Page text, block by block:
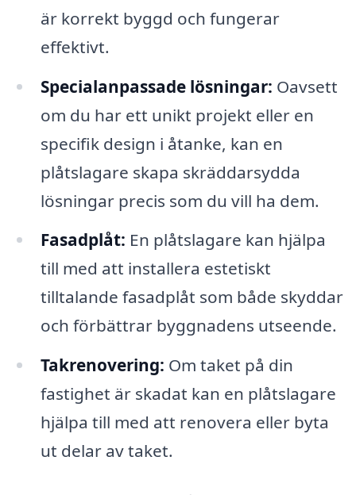
är korrekt byggd och fungerar
effektivt.
Specialanpassade lösningar: Oavsett
om du har ett unikt projekt eller en
specifik design i åtanke, kan en
plåtslagare skapa skräddarsydda
lösningar precis som du vill ha dem.
Fasadplåt: En plåtslagare kan hjälpa
till med att installera estetiskt
tilltalande fasadplåt som både skyddar
och förbättrar byggnadens utseende.
Takrenovering: Om taket på din
fastighet är skadat kan en plåtslagare
hjälpa till med att renovera eller byta
ut delar av taket.